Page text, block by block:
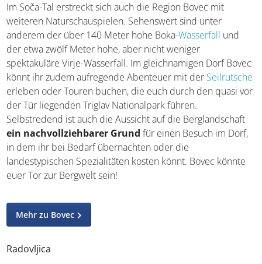
Im Soča-Tal erstreckt sich auch die Region Bovec mit
weiteren Naturschauspielen. Sehenswert sind unter
anderem der über 140 Meter hohe Boka-Wasserfall und
der etwa zwölf Meter hohe, aber nicht weniger
spektakuläre Virje-Wasserfall. Im gleichnamigen Dorf Bovec
könnt ihr zudem aufregende Abenteuer mit der Seilrutsche
erleben oder Touren buchen, die euch durch den quasi vor
der Tür liegenden Triglav Nationalpark führen.
Selbstredend ist auch die Aussicht auf die Berglandschaft
ein nachvollziehbarer Grund für einen Besuch im Dorf,
in dem ihr bei Bedarf übernachten oder die
landestypischen Spezialitäten kosten könnt. Bovec könnte
euer Tor zur Bergwelt sein!
Mehr zu Bovec
Radovljica